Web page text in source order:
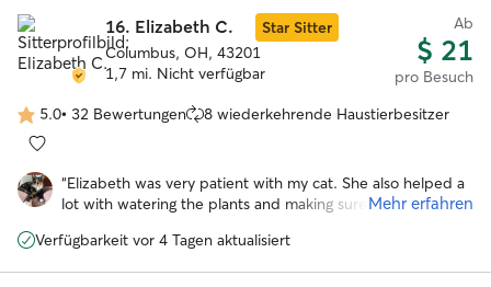
definitely be using her again.”
16. Elizabeth C.
Star Sitter
Columbus, OH, 43201
1,7 mi. Nicht verfügbar
Ab
$ 21
pro Besuch
5.0
von
Sternen
5.0• 32 Bewertungen 8 wiederkehrende Haustierbesitzer
“Elizabeth was very patient with my cat. She also helped a
lot with watering the plants and making sure all was smooth
Mehr erfahren
Verfügbarkeit vor 4 Tagen aktualisiert